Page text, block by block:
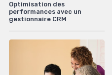
Optimisation des
performances avec un
gestionnaire CRM